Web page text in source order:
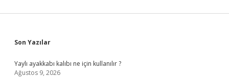
Sidebar
Son Yazılar
Yaylı ayakkabı kalıbı ne için kullanılır ?
Ağustos 9, 2026